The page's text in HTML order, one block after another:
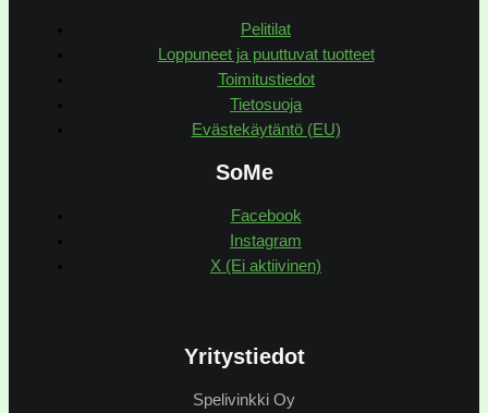
Pelitilat
Loppuneet ja puuttuvat tuotteet
Toimitustiedot
Tietosuoja
Evästekäytäntö (EU)
SoMe
Facebook
Instagram
X (Ei aktiivinen)
Yritystiedot
Spelivinkki Oy